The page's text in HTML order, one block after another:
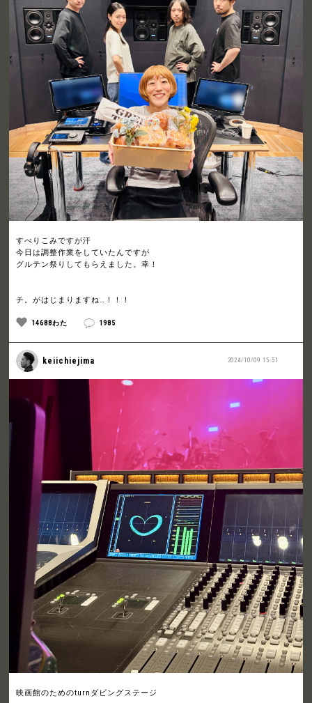
すべりこみですが汗
今日は調整作業をしていたんですが
グルテン祭りしてもらえました。幸！
チ。がはじまりますね…！！！
14688わた 1985
2024/10/09 15:51
keiichiejima
映画館のためのturnダビングステージ